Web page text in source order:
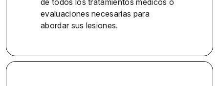
de todos los tratamientos médicos o
evaluaciones necesarias para
abordar sus lesiones.